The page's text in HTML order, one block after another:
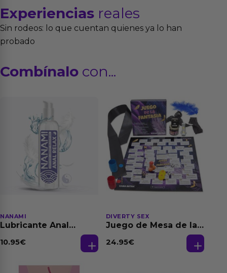
Experiencias reales
Sin rodeos: lo que cuentan quienes ya lo han
probado
Combínalo con...
NANAMI
Lubricante Anal
Dilatación Base Agua
10.95€
DIVERTY SEX
Juego de Mesa de las
24.95€